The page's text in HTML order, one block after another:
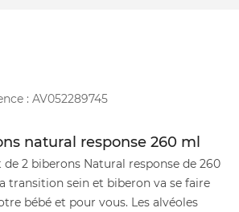
: AV052289745
natural response 260 ml
2 biberons Natural response de 260
transition sein et biberon va se faire
bébé et pour vous. Les alvéoles